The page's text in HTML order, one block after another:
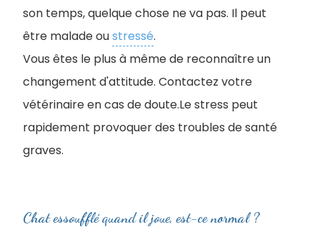
son temps, quelque chose ne va pas. Il peut
être malade oustressé.
Vous êtes le plus à même de reconnaître un
changement d'attitude. Contactez votre
vétérinaire en cas de doute.Le stress peut
rapidement provoquer des troubles de santé
graves.
Chat essoufflé quand il joue, est-ce normal ?